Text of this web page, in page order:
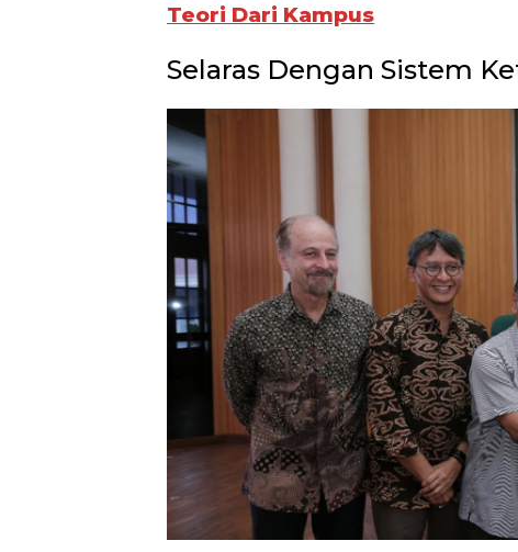
Teori Dari Kampus
Selaras Dengan Sistem